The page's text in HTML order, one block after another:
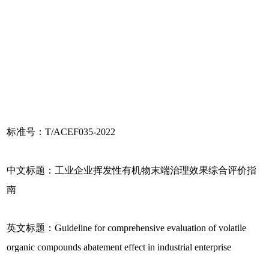
标准号：T/ACEF035-2022
中文标题：工业企业挥发性有机物末端治理效果综合评价指
南
英文标题：Guideline for comprehensive evaluation of volatile
organic compounds abatement effect in industrial enterprise